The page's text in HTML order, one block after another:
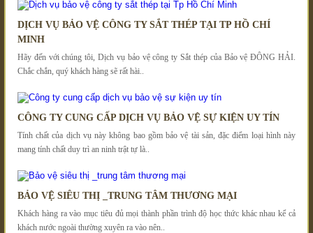
DỊCH VỤ BẢO VỆ CÔNG TY SẮT THÉP TẠI TP HỒ CHÍ
MINH
Hãy đến với chúng tôi, Dịch vụ bảo vệ công ty Sắt thép của Bảo vệ ĐÔNG HẢI.
Chắc chắn, quý khách hàng sẽ rất hài..
CÔNG TY CUNG CẤP DỊCH VỤ BẢO VỆ SỰ KIỆN UY TÍN
Tính chất của dịch vụ này không bao gồm bảo vệ tài sản, đặc điểm loại hình này
mang tính chất duy trì an ninh trật tự là..
BẢO VỆ SIÊU THỊ _TRUNG TÂM THƯƠNG MẠI
Khách hàng ra vào mục tiêu đủ mọi thành phần trình độ học thức khác nhau kể cả
khách nước ngoài thường xuyên ra vào nên..